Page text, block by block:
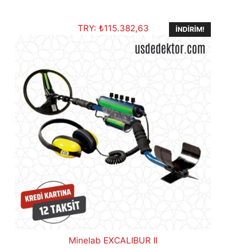
€446,50.
TRY: ₺115.382,63 İNDIRIM!
Minelab EXCALIBUR II